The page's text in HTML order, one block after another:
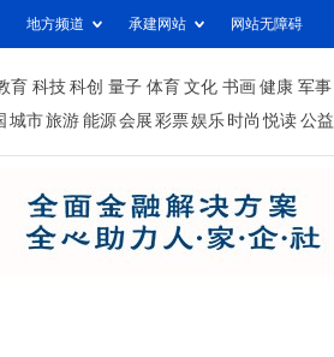
地方频道 承建网站 网站无障碍
育 科技 科创 量子 体育 文化 书画 健康 军事
城市旅游 能源 会展 彩票娱乐 时尚 悦读 公益